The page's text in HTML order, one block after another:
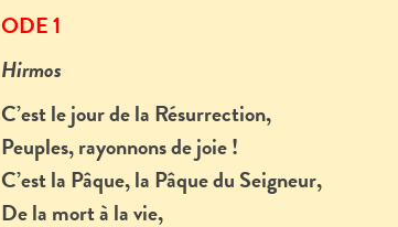
ODE 1
Hirmos
C’est le jour de la Résurrection,
Peuples, rayonnons de joie !
C’est la Pâque, la Pâque du Seigneur,
De la mort à la vie,